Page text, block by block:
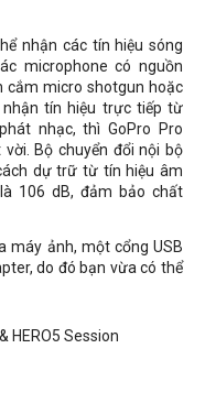
nhận các tín hiệu sóng
microphone có nguồn
cắm micro shotgun hoặc
tín hiệu trực tiếp từ
nhạc, thì GoPro Pro
Bộ chuyển đổi nội bộ
dự trữ từ tín hiệu âm
106 dB, đảm bảo chất
máy ảnh, một cổng USB
do đó bạn vừa có thể
HERO5 Session